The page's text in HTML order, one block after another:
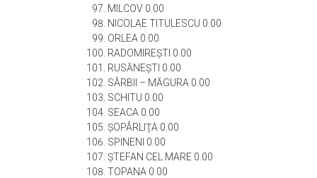
MILCOV 0.00
NICOLAE TITULESCU 0.00
ORLEA 0.00
RADOMIREŞTI 0.00
RUSĂNEŞTI 0.00
SÂRBII – MĂGURA 0.00
SCHITU 0.00
SEACA 0.00
ŞOPÂRLIŢA 0.00
SPINENI 0.00
ŞTEFAN CEL MARE 0.00
TOPANA 0.00